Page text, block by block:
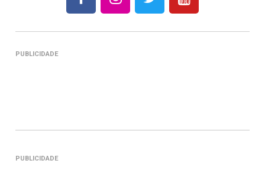
PUBLICIDADE
PUBLICIDADE